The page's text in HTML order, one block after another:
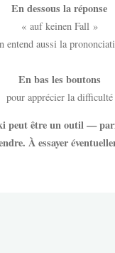
En dessous la réponse
« auf keinen Fall »
entend aussi la
En bas les boutons
pour apprécier la difficulté
peut être un outil —
À essayer